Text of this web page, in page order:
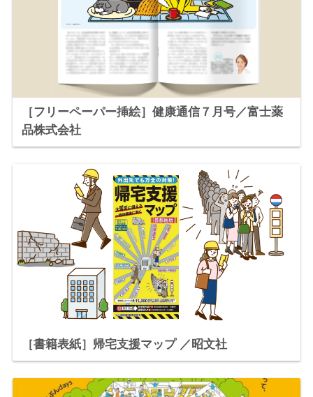
［フリーペーパー挿絵］健康通信７月号／富士薬
品株式会社
［書籍表紙］帰宅支援マップ ／昭文社